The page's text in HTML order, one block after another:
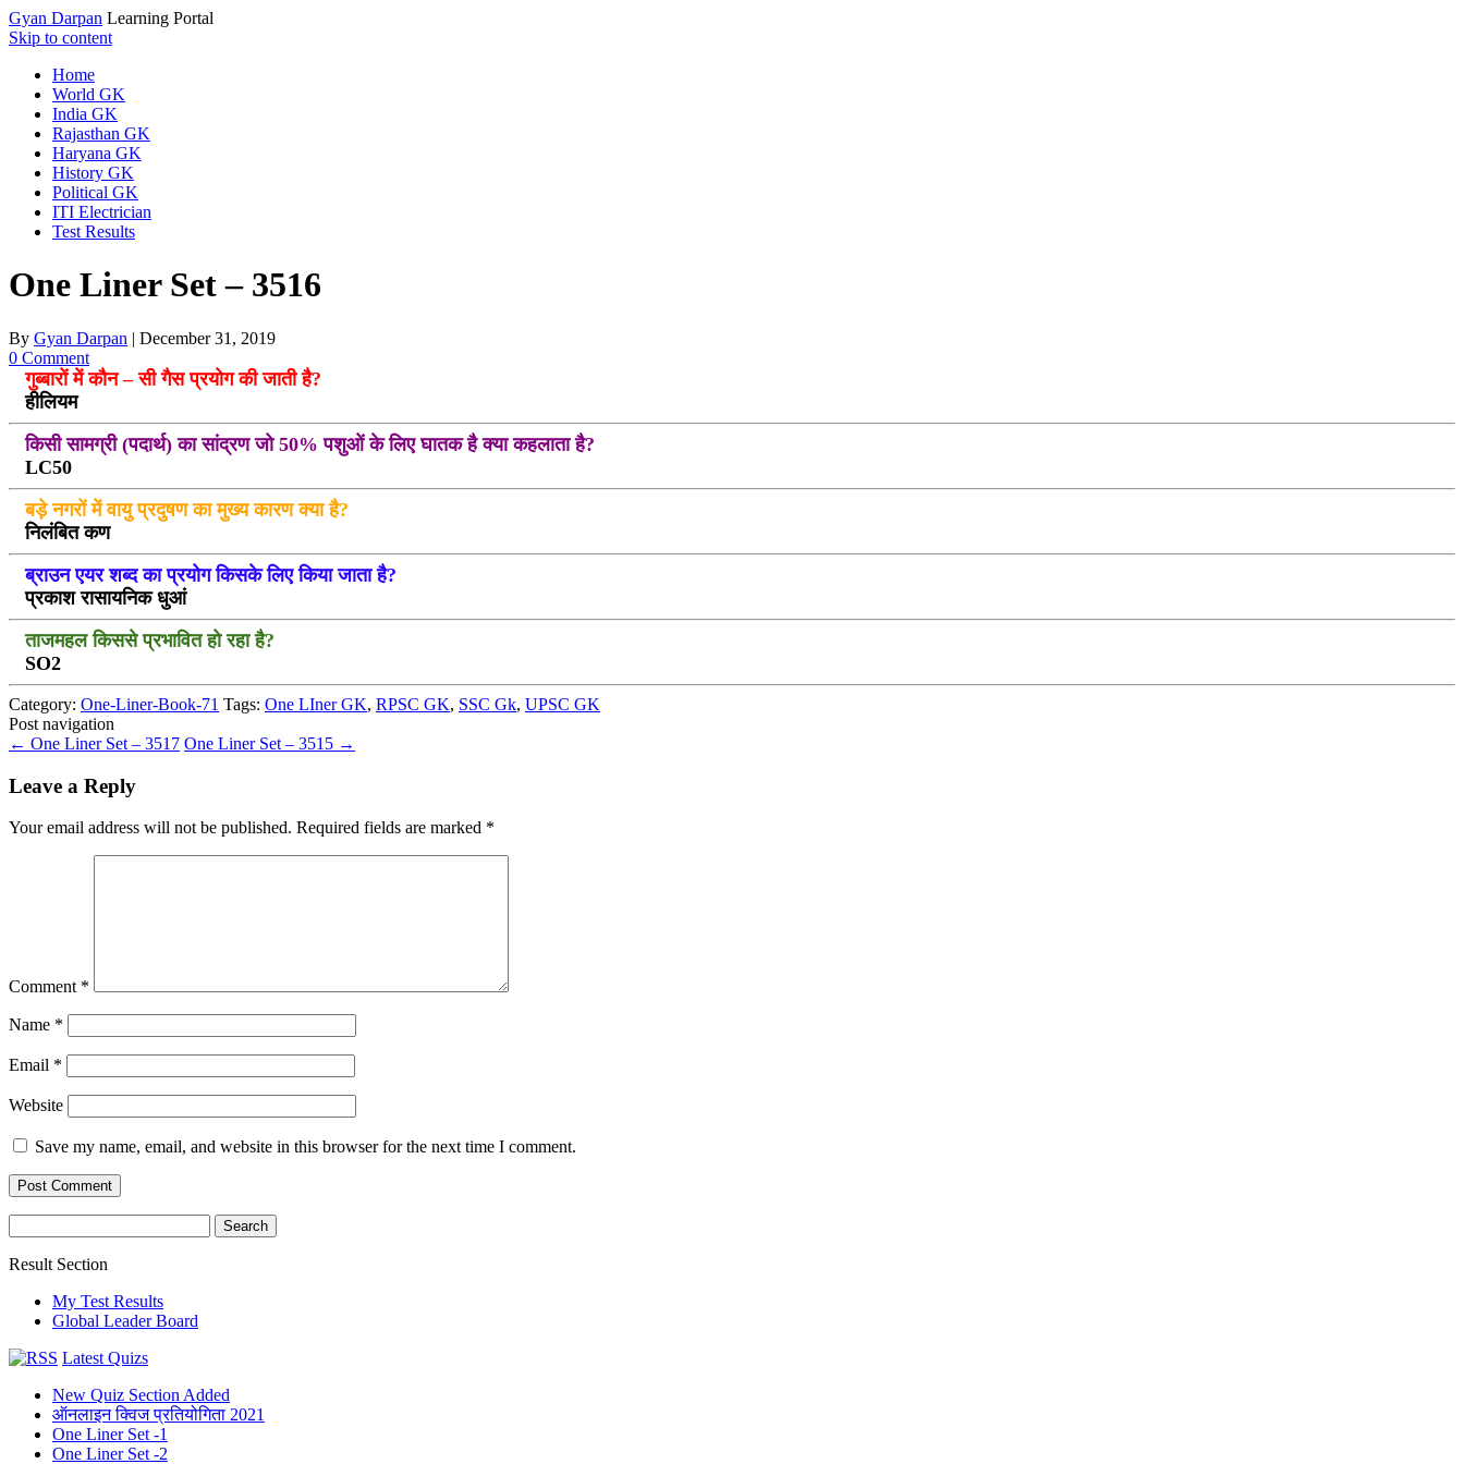
Gyan Darpan Learning Portal
Skip to content
Home
World GK
India GK
Rajasthan GK
Haryana GK
History GK
Political GK
ITI Electrician
Test Results
One Liner Set – 3516
By Gyan Darpan | December 31, 2019
0 Comment
गुब्बारों में कौन – सी गैस प्रयोग की जाती है?
हीलियम
किसी सामग्री (पदार्थ) का सांद्रण जो 50% पशुओं के लिए घातक है क्या कहलाता है?
LC50
बड़े नगरों में वायु प्रदुषण का मुख्य कारण क्या है?
निलंबित कण
ब्राउन एयर शब्द का प्रयोग किसके लिए किया जाता है?
प्रकाश रासायनिक धुआं
ताजमहल किससे प्रभावित हो रहा है?
SO2
Category: One-Liner-Book-71 Tags: One LIner GK, RPSC GK, SSC Gk, UPSC GK
Post navigation
← One Liner Set – 3517 One Liner Set – 3515 →
Leave a Reply
Your email address will not be published. Required fields are marked *
Comment *
Name *
Email *
Website
Save my name, email, and website in this browser for the next time I comment.
for:
Result Section
My Test Results
Global Leader Board
Latest Quizs
New Quiz Section Added
ऑनलाइन क्विज प्रतियोगिता 2021
One Liner Set -1
One Liner Set -2